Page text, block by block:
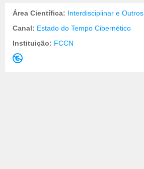
Área Científica: Interdisciplinar e Outros
Canal: Estado do Tempo Cibernético
Instituição: FCCN